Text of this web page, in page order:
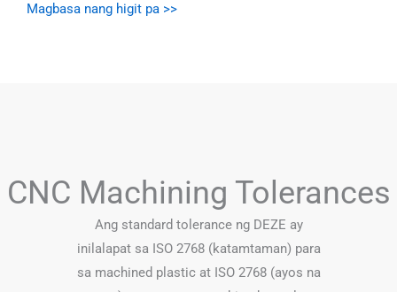
Magbasa nang higit pa >>
CNC Machining Tolerances
Ang standard tolerance ng DEZE ay
inilalapat sa ISO 2768 (katamtaman) para
sa machined plastic at ISO 2768 (ayos na